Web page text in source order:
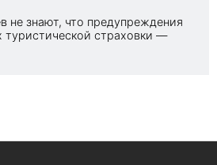
не знают, что предупреждения
страховки —